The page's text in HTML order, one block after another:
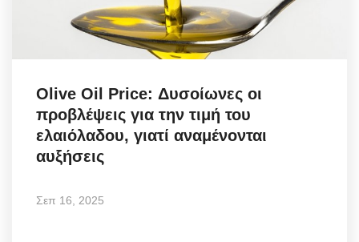
Greece
Entertainment
Arts & Culture
Olive Oil Price: Δυσοίωνες οι
προβλέψεις για την τιμή του
ελαιόλαδου, γιατί αναμένονται
αυξήσεις
Σεπ 16, 2025